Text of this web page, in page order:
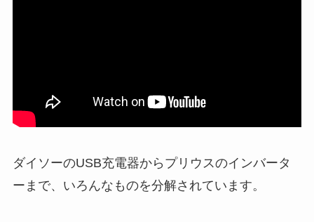
ダイソーのUSB充電器からプリウスのインバータ
ーまで、いろんなものを分解されています。